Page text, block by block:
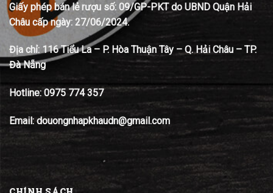
Giấy phép bán lẻ rượu số: 09/GP-PKT do UBND Quận Hải
Châu cấp ngày: 27/06/2024.
Địa chỉ: 116 Tiểu La – P. Hòa Thuận Tây – Q. Hải Châu – TP.
Đà Nẵng
Hotline: 0975 774 357
Email: douongnhapkhaudn@gmail.com